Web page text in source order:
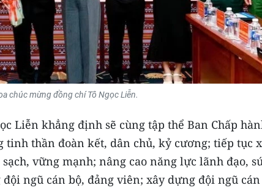
chúc mừng đồng chí Tô Ngọc Liễn.
Liễn khẳng định sẽ cùng tập thể Ban Chấp
thần đoàn kết, dân chủ, kỷ cương; tiếp tục
vững mạnh; nâng cao năng lực lãnh đạo,
ngũ cán bộ, đảng viên; xây dựng đội ngũ